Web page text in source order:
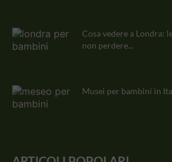
Cosa vedere a Londra:
non perdere...
Musei per bambini in